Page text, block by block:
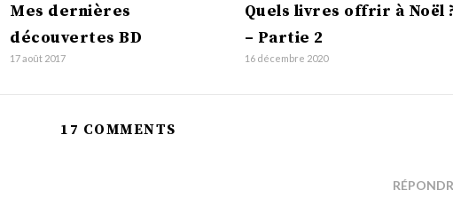
Mes dernières
découvertes BD
17 août 2017
Quels livres offrir à Noël
– Partie 2
16 décembre 2020
17 COMMENTS